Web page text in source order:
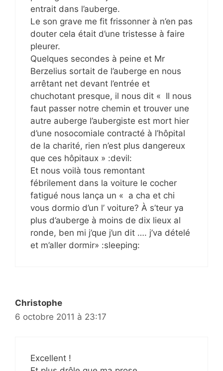
entrait dans l’auberge.
Le son grave me fit frissonner à n’en pas
douter cela était d’une tristesse à faire
pleurer.
Quelques secondes à peine et Mr
Berzelius sortait de l’auberge en nous
arrêtant net devant l’entrée et
chuchotant presque, il nous dit « Il nous
faut passer notre chemin et trouver une
autre auberge l’aubergiste est mort hier
d’une nosocomiale contracté à l’hôpital
de la charité, rien n’est plus dangereux
que ces hôpitaux » :devil:
Et nous voilà tous remontant
fébrilement dans la voiture le cocher
fatigué nous lança un « a cha et chi
vous dormio d’un l’ voiture? À s’teur ya
plus d’auberge à moins de dix lieux al
ronde, ben mi j’que j’un dit …. j’va dételé
et m’aller dormir» :sleeping:
Christophe
6 octobre 2011 à 23:17
Excellent !